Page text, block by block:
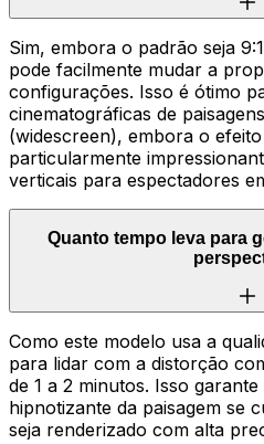
Sim, embora o padrão seja
pode facilmente mudar a
configurações. Isso é ótimo
cinematográficas de
(widescreen), embora o
particularmente
verticais para espectadores
Quanto tempo leva para
Como este modelo usa a
para lidar com a distorção
de 1 a 2 minutos. Isso
hipnotizante da paisagem se
seja renderizado com alta